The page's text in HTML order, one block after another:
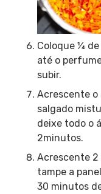
Coloque ¼
até o
subir.
Acrescente o
salgado
deixe todo o
2minutos.
Acrescente
tampe a
30 minutos